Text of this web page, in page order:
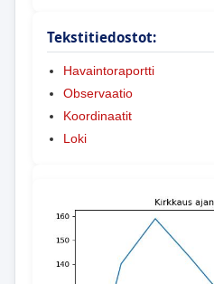
Tekstitiedostot:
Havaintoraportti
Observaatio
Koordinaatit
Loki